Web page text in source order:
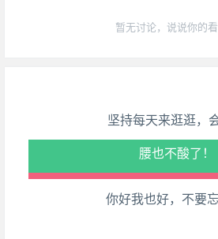
暂无讨论，说说你的
坚持每天来逛逛，
腿也不痛了！
腰也不酸了！
工作也轻松了
你好我也好，不要